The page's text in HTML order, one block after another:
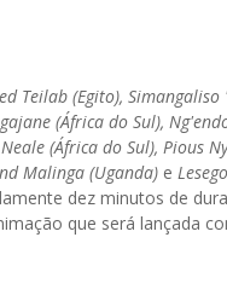
Teilab (Egito),
(África do Sul),
(África do Sul), Pious
Malinga (Uganda) e
dez minutos de
que será lançada